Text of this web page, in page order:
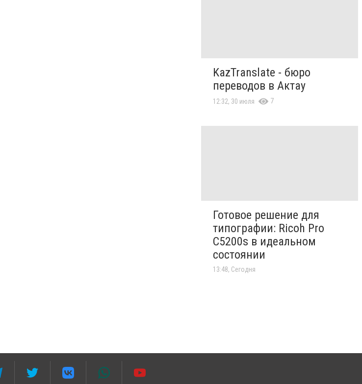
KazTranslate - бюро
переводов в Актау
12:32, 30 июля 7
Готовое решение для
типографии: Ricoh Pro
C5200s в идеальном
состоянии
13:48, Сегодня